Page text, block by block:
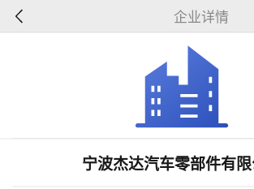
企业详情
宁波杰达汽车零部件有